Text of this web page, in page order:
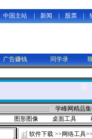
中国主站 新闻 股票
广告赚钱 同学录
学峰网精品
图形图像 桌面工具
软件下载 >> 网络工具>>